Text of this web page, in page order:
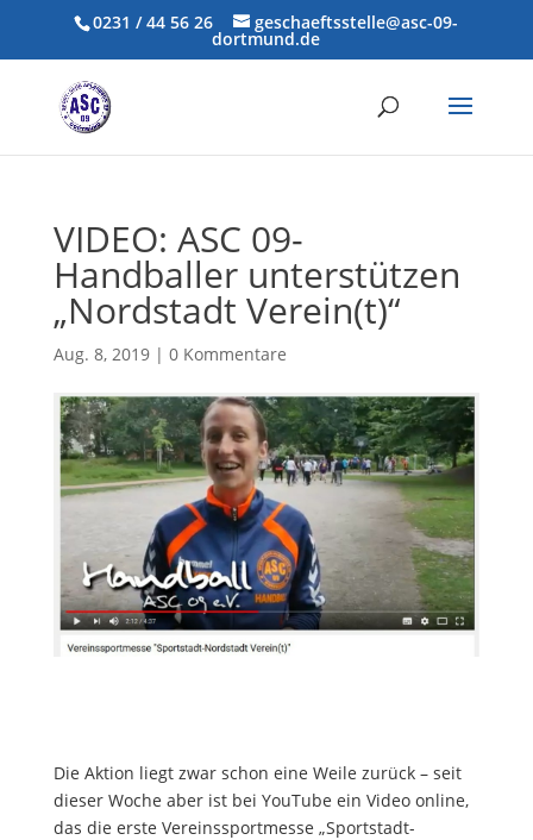
0231 / 44 56 26 geschaeftsstelle@asc-09-
dortmund.de
VIDEO: ASC 09-
Handballer unterstützen
„Nordstadt Verein(t)“
Aug. 8, 2019| 0 Kommentare
Die Aktion liegt zwar schon eine Weile zurück – seit
dieser Woche aber ist bei YouTube ein Video online,
das die erste Vereinssportmesse „Sportstadt-